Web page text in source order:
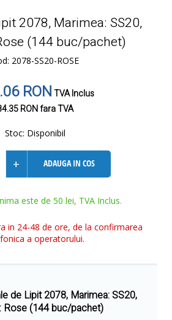
2078, Marimea: SS20,
(144 buc/pachet)
2078-SS20-ROSE
RONTVA Inclus
RONfara TVA
Stoc: Disponibil
+ ADAUGA IN COS
este de 50 lei, TVA Inclus.
in 24-48 de ore, de la confirmarea
a operatorului.
de Lipit 2078, Marimea: SS20,
Rose (144 buc/pachet)